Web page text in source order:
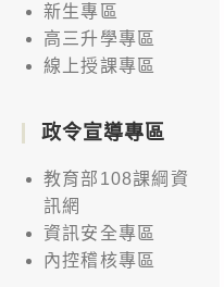
新生專區
高三升學專區
線上授課專區
政令宣導專區
教育部108課綱資
訊網
資訊安全專區
內控稽核專區